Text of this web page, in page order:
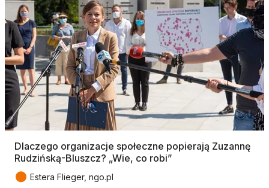
Dlaczego organizacje społeczne popierają Zuzannę
Rudzińską-Bluszcz? „Wie, co robi”
● Estera Flieger, ngo.pl